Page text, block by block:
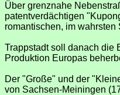
Über grenznahe
patentverdächtigen
romantischen, im
Trappstadt soll danach die
Produktion Europas
Der "Große" und der
von Sachsen-Meiningen